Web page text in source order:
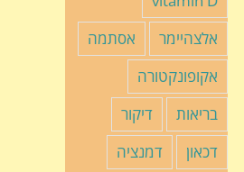
אלצהיימר
אסתמה
אקופונקטורה
בריאות
דיקור
דכאון
דמנציה